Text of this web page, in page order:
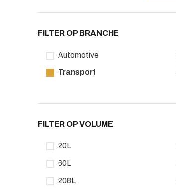
FILTER OP BRANCHE
Automotive
Transport
FILTER OP VOLUME
20L
60L
208L